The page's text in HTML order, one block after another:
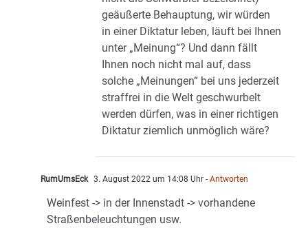
geäußerte Behauptung, wir würden
in einer Diktatur leben, läuft bei Ihnen
unter „Meinung“? Und dann fällt
Ihnen noch nicht mal auf, dass
solche „Meinungen“ bei uns jederzeit
straffrei in die Welt geschwurbelt
werden dürfen, was in einer richtigen
Diktatur ziemlich unmöglich wäre?
RumUmsEck 3. August 2022 um 14:08 Uhr - Antworten
Weinfest -> in der Innenstadt -> vorhandene
Straßenbeleuchtungen usw.